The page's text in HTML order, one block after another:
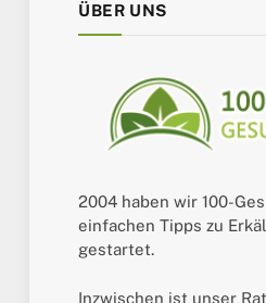
ÜBER UNS
2004 haben wir 100-
einfachen Tipps zu
gestartet.
Inzwischen ist unser